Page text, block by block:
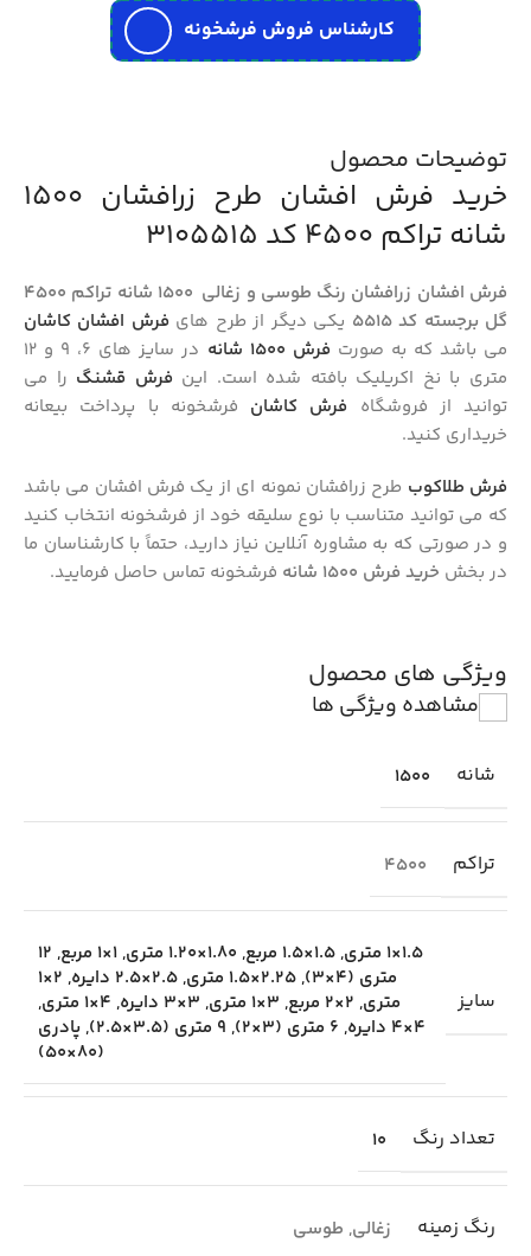
کارشناس فروش فرشخونه
توضیحات محصول
خرید فرش افشان طرح زرافشان 1500
شانه تراکم 4500 کد 3105515
فرش افشان زرافشان رنگ طوسی و زغالی 1500 شانه تراکم 4500
گل برجسته کد 5515
یکی دیگر از طرح های فرش افشان کاشان
می باشد که به صورت فرش ۱۵۰۰ شانه
در سایز های 6، 9 و 12
متری با نخ اکریلیک بافته شده است. این فرش قشنگ را می
توانید از فروشگاه فرش کاشان فرشخونه با پرداخت بیعانه
خریداری کنید.
فرش طلاکوب طرح زرافشان نمونه ای از یک فرش افشان می باشد
که می توانید متناسب با نوع سلیقه خود از فرشخونه انتخاب کنید
و در صورتی که به مشاوره آنلاین نیاز دارید، حتماً با کارشناسان ما
در بخش خرید فرش 1500 شانه فرشخونه تماس حاصل فرمایید.
ویژگی های محصول
مشاهده ویژگی ها
شانه 1500
تراکم 4500
سایز
1.5×1 متری ,1.5×1.5 مربع , 1.80×1.20 متری ,1×1 مربع ,
12
متری (4×3)
,2.25×1.5 متری ,2.5×2.5 دایره ,
2×1
متری, 2×2 مربع , 3×1 متری , 3×3 دایره , 4×1 متری
,
4×4 دایره
, 6 متری (3×2) , 9 متری (3.5×2.5) ,پادری
(80×50)
تعداد رنگ 10
رنگ زمینه زغالی, طوسی